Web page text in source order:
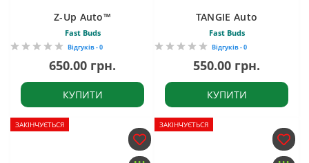
Z-Up Auto™
Fast Buds
Відгуків - 0
650.00 грн.
КУПИТИ
TANGIE Auto
Fast Buds
Відгуків - 0
550.00 грн.
КУПИТИ
ЗАКІНЧУЄТЬСЯ ЗАКІНЧУЄТЬСЯ